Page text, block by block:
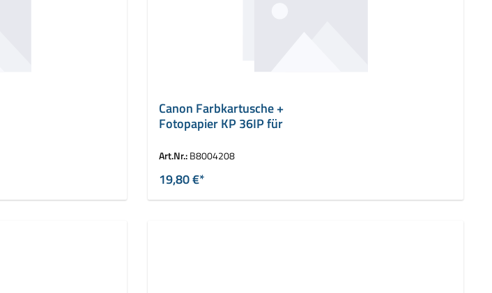
Canon Farbkartusche +
Fotopapier KP 36IP für
Art.Nr.:B8004208
19,80 €*